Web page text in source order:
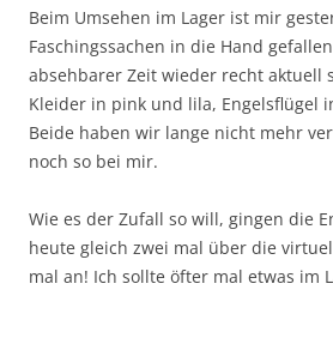
Beim Umsehen im Lager ist mir
Faschingssachen in die Hand
absehbarer Zeit wieder recht aktuell
Kleider in pink und lila, Engelsflügel
Beide haben wir lange nicht mehr
noch so bei mir.
Wie es der Zufall so will, gingen die
heute gleich zwei mal über die
mal an! Ich sollte öfter mal etwas im